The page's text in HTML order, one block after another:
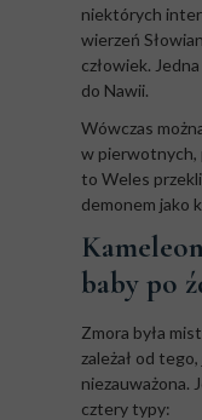
niektórych
wierzeń
człowiek.
do Nawii.
Wówczas
w pierwotnych,
to Weles
demonem jako
baby po
Zmora była
zależał od
niezauważona.
cztery typy: